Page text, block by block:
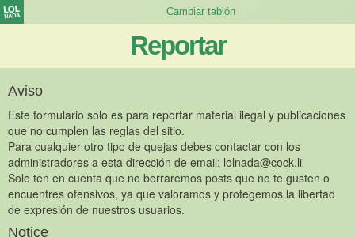
Reportar
Aviso
Este formulario solo es para reportar material ilegal y publicaciones
que no cumplen las reglas del sitio.
Para cualquier otro tipo de quejas debes contactar con los
administradores a esta dirección de email: lolnada@cock.li
Solo ten en cuenta que no borraremos posts que no te gusten o
encuentres ofensivos, ya que valoramos y protegemos la libertad
de expresión de nuestros usuarios.
Notice